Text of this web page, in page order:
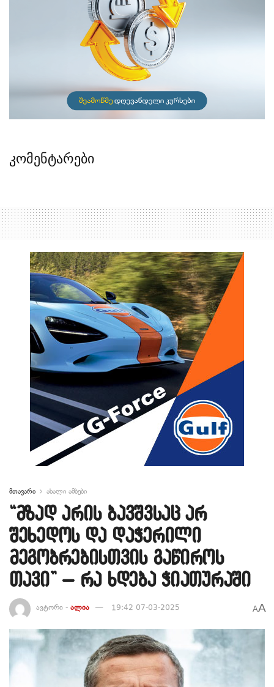
კომენტარები
მთავარი ახალი ამბები
“მზად არის ბავშვსაც არ
შეხედოს და დაჭერილი
მეგობრებისთვის გაწიროს
თავი” – რა ხდება ჭიათურაში
ავტორი - ალია 19:42 07-03-2025 AA